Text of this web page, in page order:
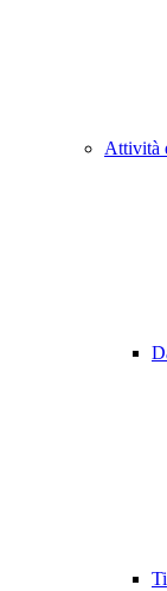
Attività